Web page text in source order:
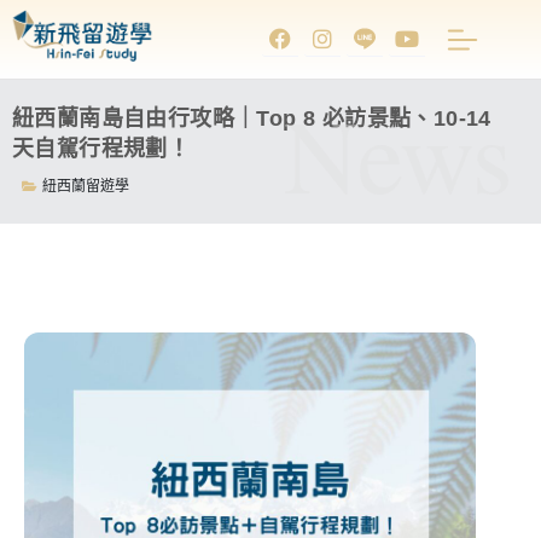
紐西蘭南島自由行攻略｜Top 8 必訪景點、10-14
天自駕行程規劃！
紐西蘭留遊學 News